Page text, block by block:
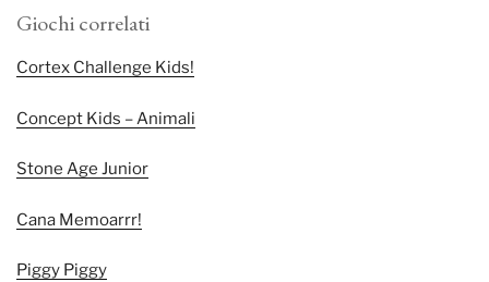
Giochi correlati
Cortex Challenge Kids!
Concept Kids – Animali
Stone Age Junior
Cana Memoarrr!
Piggy Piggy